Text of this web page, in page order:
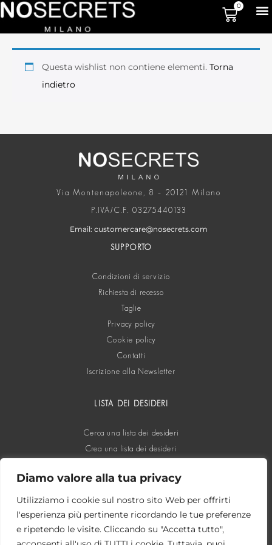
Diamo valore alla tua privacy
Utilizziamo i cookie sul nostro sito Web per offrirti
l'esperienza più pertinente ricordando le tue preferenze
e ripetendo le visite. Cliccando su "Accetta tutto",
0
Questa wishlist non contiene elementi. Torna
indietro
Via Montenapoleone, 8 – 20121 Milano
P.IVA/C.F. 03275440133
Email: customercare@nosecrets.com
SUPPORTO
Condizioni di servizio
Richiesta di recesso
Taglie
Privacy policy
Cookie policy
Contatti
Iscrizione alla Newsletter
LISTA DEI DESIDERI
Cerca una lista dei desideri
Crea una lista dei desideri
SOCIAL